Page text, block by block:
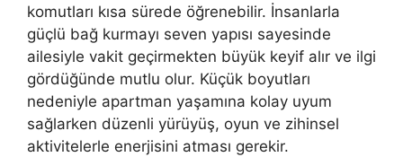
komutları kısa sürede öğrenebilir. İnsanlarla
güçlü bağ kurmayı seven yapısı sayesinde
ailesiyle vakit geçirmekten büyük keyif alır ve ilgi
gördüğünde mutlu olur. Küçük boyutları
nedeniyle apartman yaşamına kolay uyum
sağlarken düzenli yürüyüş, oyun ve zihinsel
aktivitelerle enerjisini atması gerekir.